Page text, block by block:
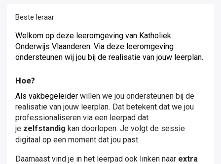
Beste leraar
Welkom op deze leeromgeving van Katholiek
Onderwijs Vlaanderen. Via deze leeromgeving
ondersteunen wij jou bij de realisatie van jouw leerplan.
Hoe?
Als vakbegeleider willen we jou ondersteunen bij de
realisatie van jouw leerplan. Dat betekent dat we jou
professionaliseren via een leerpad dat
je zelfstandig kan doorlopen. Je volgt de sessie
digitaal op een moment dat jou past.
Daarnaast vind je in het leerpad ook linken naar extra